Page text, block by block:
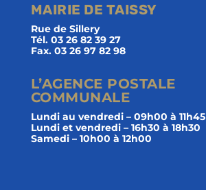
MAIRIE DE TAISSY
Rue de Sillery
Tél. 03 26 82 39 27
Fax. 03 26 97 82 98
L’AGENCE POSTALE
COMMUNALE
Lundi au vendredi – 09h00 à 11h45
Lundi et vendredi – 16h30 à 18h30
Samedi – 10h00 à 12h00